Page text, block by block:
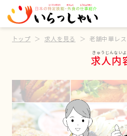
トップ 求人を見る 老舗中華レ
求人内